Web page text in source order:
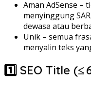
Aman AdSense –
menyinggung
dewasa atau
Unik – semua
menyalin teks
1️⃣ SEO Title